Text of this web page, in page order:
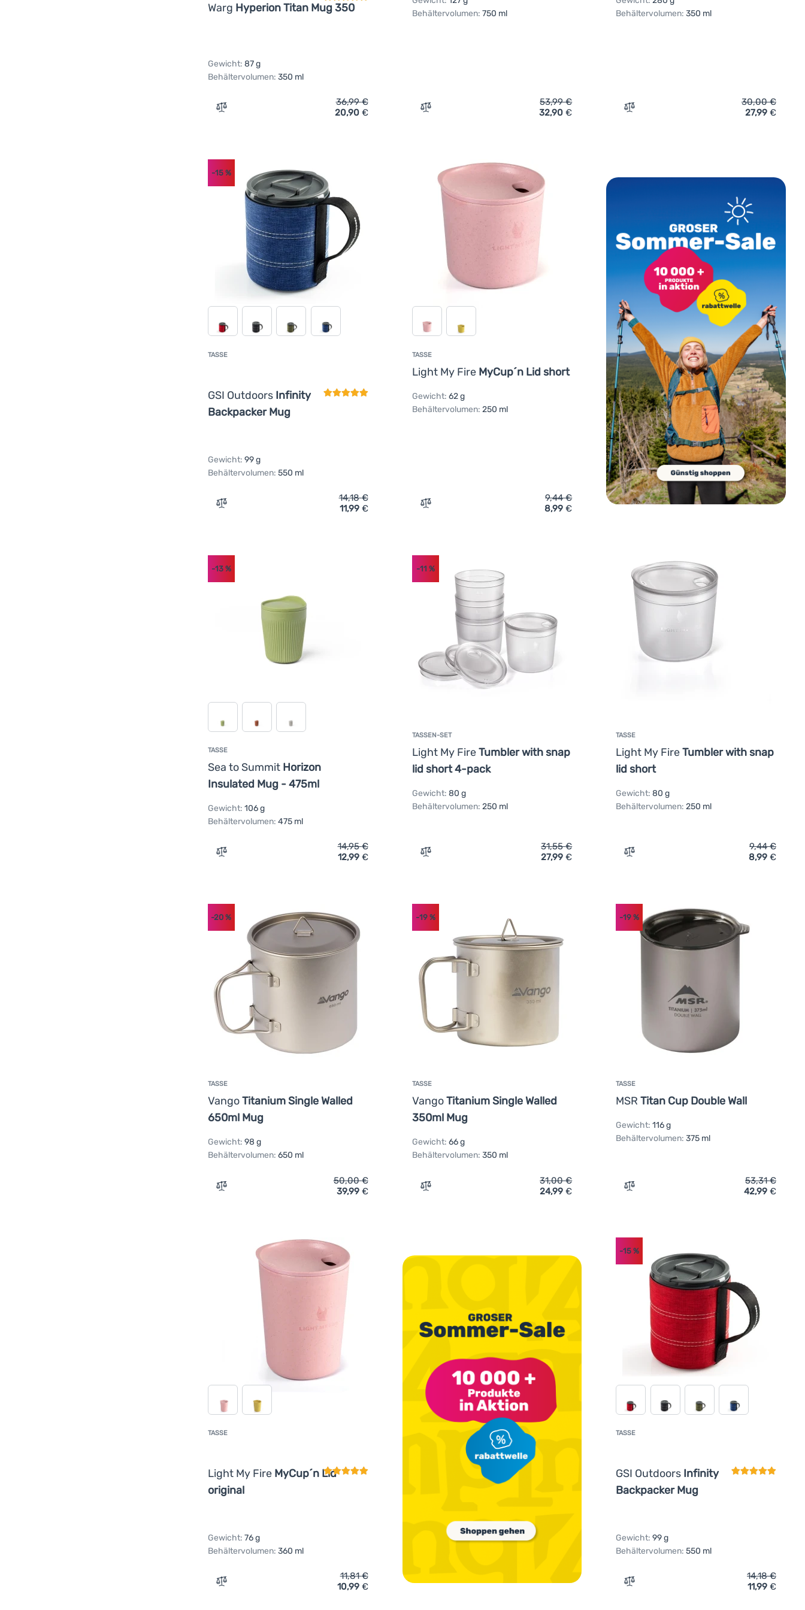
Warg Hyperion Titan Mug 350
Gewicht: 87 g
Behältervolumen: 350 ml
Zum Vergleich 'Tasse Warg Hyperion Titan Mug 350' hinzufügen
36,99€
20,90 €
Behältervolumen: 750 ml
Zum Vergleich 'Kochtopf Warg Hyperion Titan Mug 750' hinzufügen
53,99€
32,90€
Behältervolumen: 350 ml
Zum Vergleich 'Thermotasse Tatonka
30,00€
27,99 €
TASSE
GSI Outdoors Infinity
Backpacker Mug
-15%
Gewicht: 99 g
Behältervolumen: 550 ml
Zum Vergleich 'Tasse GSI Outdoors Infinity Backpacker Mug' hinzufügen
14,18€
11,99 €
TASSE
Light My Fire MyCup´n Lid short
Gewicht: 62 g
Behältervolumen: 250 ml
Zum Vergleich 'Tasse Light My Fire MyCup´n Lid short' hinzufügen
9,44€
8,99€
TASSE
Sea to Summit Horizon
Insulated Mug - 475ml
-13%
Gewicht: 106 g
Behältervolumen: 475 ml
Zum Vergleich 'Tasse Sea to Summit Horizon Insulated Mug - 475ml' hinzufügen
14,95€
12,99 €
TASSEN-SET
Light My FireTumbler with snap
lid short 4-pack
-11 %
Gewicht: 80 g
Behältervolumen: 250 ml
Zum Vergleich 'Tassen-Set Light My Fire Tumbler with snap lid short 4-pack' hinzufügen
31,55€
27,99€
TASSE
Light My FireTumbler with snap
lid short
Gewicht: 80 g
Behältervolumen: 250 ml
Zum Vergleich 'Tasse Light My Fire
9,44€
8,99 €
TASSE
VangoTitanium Single Walled
650ml Mug
-20 %
Gewicht: 98 g
Behältervolumen: 650 ml
Zum Vergleich 'Tasse Vango Titanium Single Walled 650ml Mug' hinzufügen
50,00€
39,99 €
TASSE
VangoTitanium Single Walled
350ml Mug
-19%
Gewicht: 66 g
Behältervolumen: 350 ml
Zum Vergleich 'Tasse Vango Titanium Single Walled 350ml Mug' hinzufügen
31,00€
24,99€
TASSE
MSRTitan Cup Double Wall
-19 %
Gewicht: 116 g
Behältervolumen: 375 ml
Zum Vergleich 'Tasse MSR Titan Cup
53,31€
42,99 €
TASSE
Light My Fire MyCup´n Lid
original
Gewicht: 76 g
Behältervolumen: 360 ml
Zum Vergleich 'Tasse Light My Fire MyCup´n Lid original' hinzufügen
11,81€
10,99 €
TASSE
GSI Outdoors Infinity
Backpacker Mug
-15 %
Gewicht: 99 g
Behältervolumen: 550 ml
Zum Vergleich 'Tasse GSI Outdoors
14,18€
11,99 €